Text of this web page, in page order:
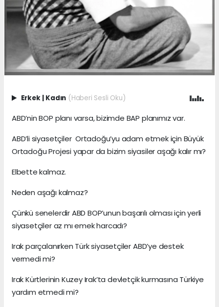
Erkek | Kadın (Haberi Sesli Oku)
ABD’nin BOP planı varsa, bizimde BAP planımız var.
ABD’li siyasetçiler Ortadoğu’yu adam etmek için Büyük
Ortadoğu Projesi yapar da bizim siyasiler aşağı kalır mı?
Elbette kalmaz.
Neden aşağı kalmaz?
Çünkü senelerdir ABD BOP’unun başarılı olması için yerli
siyasetçiler az mı emek harcadı?
Irak parçalanırken Türk siyasetçiler ABD’ye destek
vermedi mi?
Irak Kürtlerinin Kuzey Irak’ta devletçik kurmasına Türkiye
yardım etmedi mi?